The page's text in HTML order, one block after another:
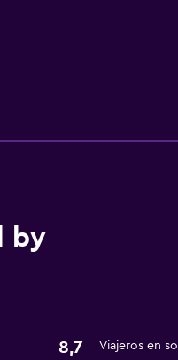
by
8,7 Viajeros en